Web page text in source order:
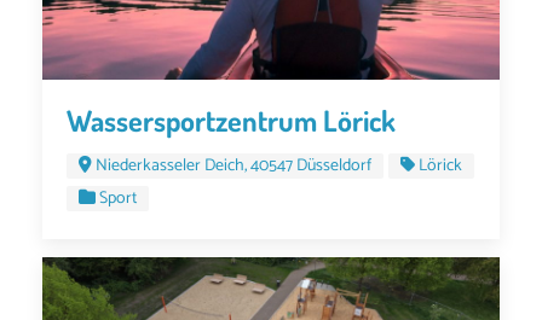
Wassersportzentrum Lörick
Niederkasseler Deich, 40547 Düsseldorf
Lörick
Sport